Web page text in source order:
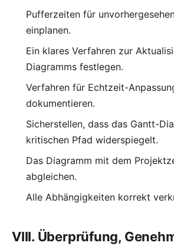
Pufferzeiten für
einplanen.
Ein klares Verfahren zur
Diagramms festlegen.
Verfahren für Echtzeit-
dokumentieren.
Sicherstellen, dass das Gantt-
kritischen Pfad widerspiegelt.
Das Diagramm mit dem
abgleichen.
Alle Abhängigkeiten korrekt
VIII. Überprüfung,